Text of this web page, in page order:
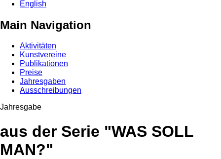
English
Main Navigation
Aktivitäten
Kunstvereine
Publikationen
Preise
Jahresgaben
Ausschreibungen
Jahresgabe
aus der Serie "WAS SOLL
MAN?"